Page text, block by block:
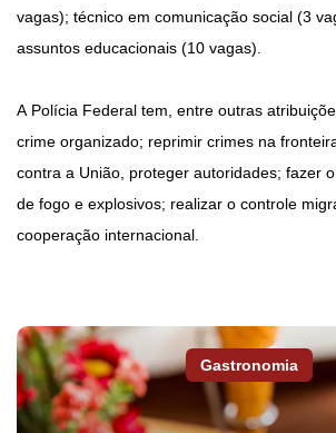
vagas); técnico em comunicação social (3
assuntos educacionais (10 vagas).
A Polícia Federal tem, entre outras
crime organizado; reprimir crimes na
contra a União, proteger autoridades; fazer
de fogo e explosivos; realizar o controle
cooperação internacional.
Gastronomia